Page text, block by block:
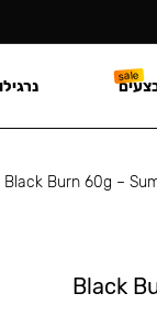
Black Burn 60g –
Black